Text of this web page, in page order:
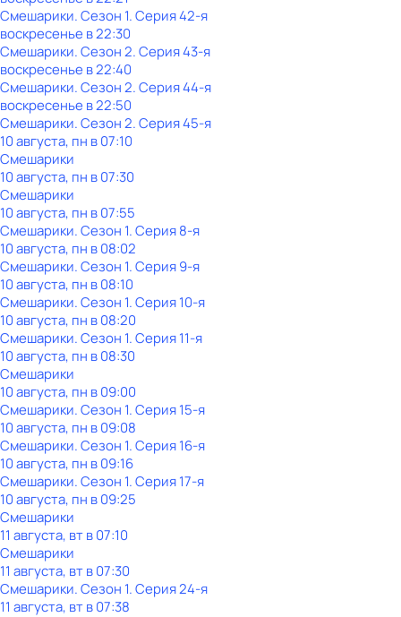
Смешарики. Сезон 1. Серия 42-я
воскресенье в22:30
Смешарики. Сезон 2. Серия 43-я
воскресенье в22:40
Смешарики. Сезон 2. Серия 44-я
воскресенье в22:50
Смешарики. Сезон 2. Серия 45-я
10 августа, пн в 07:10
Смешарики
10 августа, пн в 07:30
Смешарики
10 августа, пн в 07:55
Смешарики. Сезон 1. Серия 8-я
10 августа, пн в 08:02
Смешарики. Сезон 1. Серия 9-я
10 августа, пн в 08:10
Смешарики. Сезон 1. Серия 10-я
10 августа, пн в 08:20
Смешарики. Сезон 1. Серия 11-я
10 августа, пн в 08:30
Смешарики
10 августа, пн в 09:00
Смешарики. Сезон 1. Серия 15-я
10 августа, пн в 09:08
Смешарики. Сезон 1. Серия 16-я
10 августа, пн в 09:16
Смешарики. Сезон 1. Серия 17-я
10 августа, пн в 09:25
Смешарики
11 августа, вт в 07:10
Смешарики
11 августа, вт в 07:30
Смешарики. Сезон 1. Серия 24-я
11 августа, вт в 07:38